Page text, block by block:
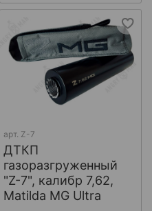
арт. Z-7
ДТКП
газоразгруженный
"Z-7", калибр 7,62,
Matilda MG Ultra